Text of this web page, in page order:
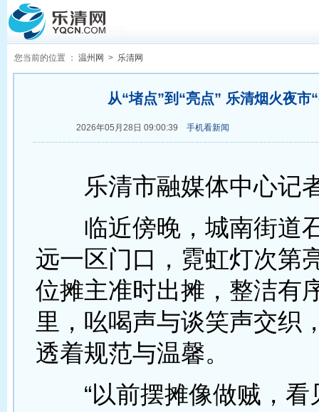
您当前的位置 ： 温州网 > 乐清网
从“堵点”到“亮点” 乐清烟火夜市
2026年05月28日 09:00:39 手机看新闻
乐清市融媒体中心记
临近傍晚，城南街道
远一区门口，霓虹灯次第
位摊主准时出摊，整洁有
里，吆喝声与谈笑声交织
透着规范与温馨。
“以前摆摊像做贼，看